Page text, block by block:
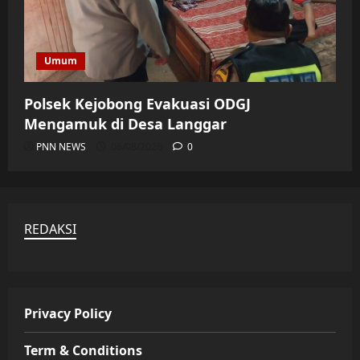
Umum
Polsek Kejobong Evakuasi ODGJ
Mengamuk di Desa Langgar
PNN NEWS 0
REDAKSI
Privacy Policy
Term & Conditions